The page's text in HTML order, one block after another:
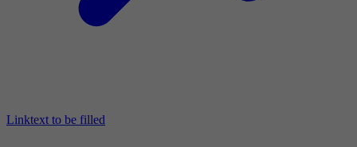
Linktext to be filled